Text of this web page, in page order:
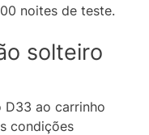
noites de teste.
solteiro
D33 ao carrinho
condições